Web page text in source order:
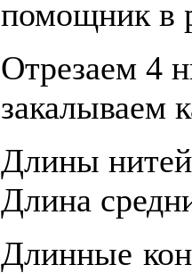
помощник в
Отрезаем 4
закалываем
Длины
Длина
Длинные